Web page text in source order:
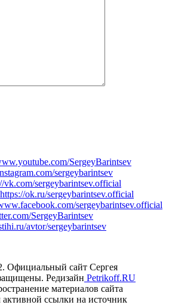
SergeyBarintsev
sergeybarintsev
vk.com/sergeybarintsev.official
https://ok.ru/sergeybarintsev.official
sergeybarintsev.official
SergeyBarintsev
avtor/sergeybarintsev
Официальный сайт Сергея
Редизайн Petrikoff.RU
материалов сайта
активной ссылки на источник